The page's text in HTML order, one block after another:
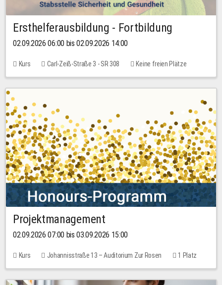
Ersthelferausbildung - Fortbildung
02.09.2026 06:00 bis 02.09.2026 14:00
Kurs Carl-Zeiß-Straße 3 - SR 308 Keine freien Plätze
Projektmanagement
02.09.2026 07:00 bis 03.09.2026 15:00
Kurs Johannisstraße 13 – Auditorium Zur Rosen 1 Platz